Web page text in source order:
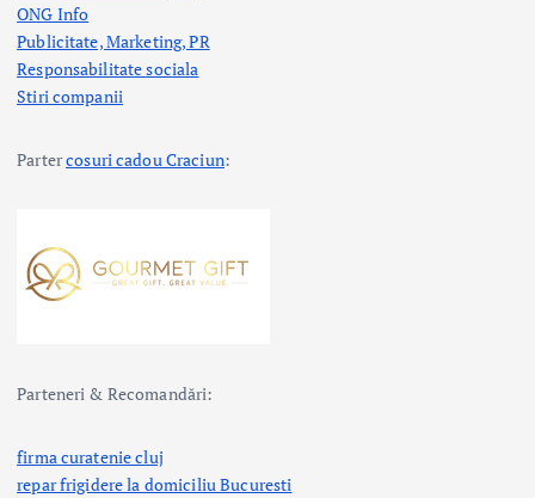
ONG Info
Publicitate, Marketing, PR
Responsabilitate sociala
Stiri companii
Partercosuri cadou Craciun:
Parteneri & Recomandări:
firma curatenie cluj
repar frigidere la domiciliu Bucuresti